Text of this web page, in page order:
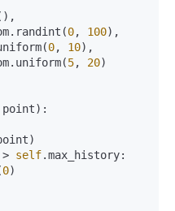
0, 100),
0, 10),
5, 20)
):
self.max_history:
0)